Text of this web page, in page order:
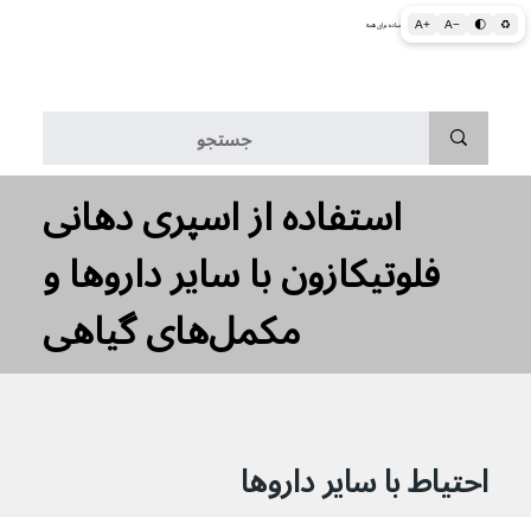
A+ A− 🌓 ♻ اطلاعات پزشکی و بهداشتی به زبان ساده برای همه
استفاده از اسپری دهانی
فلوتیکازون با سایر داروها و
مکمل‌های گیاهی
احتیاط با سایر داروها